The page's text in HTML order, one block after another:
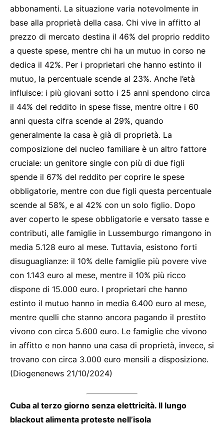
abbonamenti. La situazione varia notevolmente in
base alla proprietà della casa. Chi vive in affitto al
prezzo di mercato destina il 46% del proprio reddito
a queste spese, mentre chi ha un mutuo in corso ne
dedica il 42%. Per i proprietari che hanno estinto il
mutuo, la percentuale scende al 23%. Anche l’età
influisce: i più giovani sotto i 25 anni spendono circa
il 44% del reddito in spese fisse, mentre oltre i 60
anni questa cifra scende al 29%, quando
generalmente la casa è già di proprietà. La
composizione del nucleo familiare è un altro fattore
cruciale: un genitore single con più di due figli
spende il 67% del reddito per coprire le spese
obbligatorie, mentre con due figli questa percentuale
scende al 58%, e al 42% con un solo figlio. Dopo
aver coperto le spese obbligatorie e versato tasse e
contributi, alle famiglie in Lussemburgo rimangono in
media 5.128 euro al mese. Tuttavia, esistono forti
disuguaglianze: il 10% delle famiglie più povere vive
con 1.143 euro al mese, mentre il 10% più ricco
dispone di 15.000 euro. I proprietari che hanno
estinto il mutuo hanno in media 6.400 euro al mese,
mentre quelli che stanno ancora pagando il prestito
vivono con circa 5.600 euro. Le famiglie che vivono
in affitto e non hanno una casa di proprietà, invece, si
trovano con circa 3.000 euro mensili a disposizione.
(Diogenenews 21/10/2024)
Cuba al terzo giorno senza elettricità. Il lungo
blackout alimenta proteste nell’isola